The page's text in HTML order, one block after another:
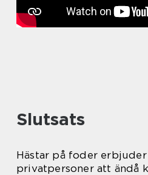
Slutsats
Hästar på foder
privatpersoner att ändå